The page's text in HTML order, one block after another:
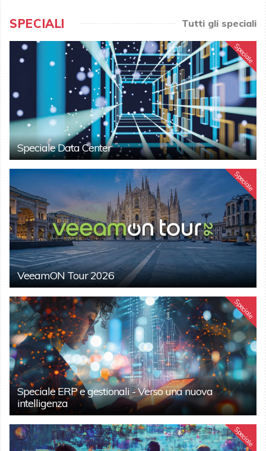
SPECIALI Tutti gli speciali
Speciale
Speciale Data Center
Speciale
VeeamON Tour 2026
Speciale
Speciale ERP e gestionali - Verso una nuova
intelligenza
Speciale